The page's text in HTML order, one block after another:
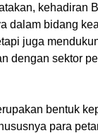
kehadiran
dalam bidang
juga
dengan sektor
bentuk
para